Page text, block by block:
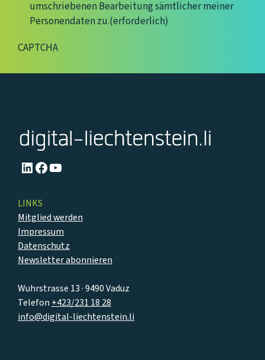
umschriebenen Bearbeitung sämtlicher meiner
Personendaten zu.(erforderlich)
CAPTCHA
LinkedIn
Facebook
YouTube
Wuhrstrasse 13 · 9490 Vaduz
Telefon+423/231 18 28
info@digital-liechtenstein.li
LINKS
Mitglied werden
Impressum
Datenschutz
Newsletter abonnieren